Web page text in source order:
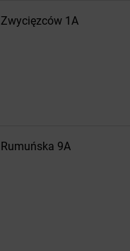
Zwycięzców 1A
Rumuńska 9A